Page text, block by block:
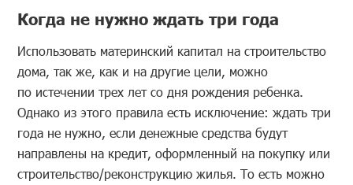
Когда не нужно ждать три года
Использовать материнский капитал на строительство
дома, так же, как и на другие цели, можно
по истечении трех лет со дня рождения ребенка.
Однако из этого правила есть исключение: ждать три
года не нужно, если денежные средства будут
направлены на кредит, оформленный на покупку или
строительство/реконструкцию жилья. То есть можно